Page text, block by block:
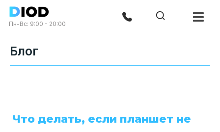
Пн-Вс: 9:00 - 20:00
Блог
Что делать, если планшет не